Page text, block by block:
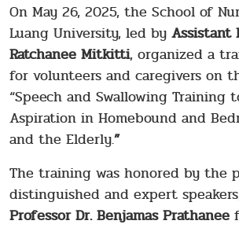
On May 26, 2025, the School of
Luang University, led by Assistant
Ratchanee Mitkitti, organized a
for volunteers and caregivers on
“Speech and Swallowing Training
Aspiration in Homebound and
and the Elderly.”
The training was honored by the
distinguished and expert
Professor Dr. Benjamas Prathanee